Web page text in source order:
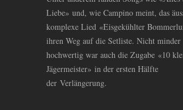
Liebe» und, wie Campino meint, das
komplexe Lied «Eisgekühlter
ihren Weg auf die Setliste. Nicht minder
hochwertig war auch die Zugabe «10
Jägermeister» in der ersten Hälfte
der Verlängerung.